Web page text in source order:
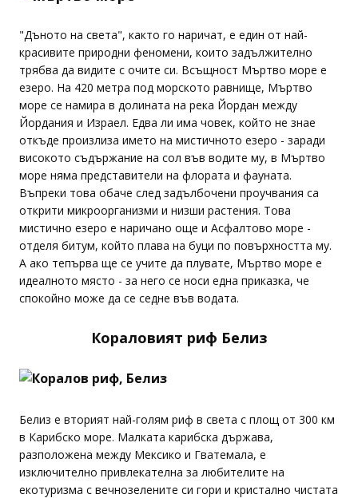
"Дъното на света", както го наричат, е един от най-
красивите природни феномени, които задължително
трябва да видите с очите си. Всъщност Мъртво море е
езеро. На 420 метра под морското равнище, Мъртво
море се намира в долината на река Йордан между
Йордания и Израел. Едва ли има човек, който не знае
откъде произлиза името на мистичното езеро - заради
високото съдържание на сол във водите му, в Мъртво
море няма представители на флората и фауната.
Въпреки това обаче след задълбочени проучвания са
открити микроорганизми и низши растения. Това
мистично езеро е наричано още и Асфалтово море -
отделя битум, който плава на буци по повърхността му.
А ако тепърва ще се учите да плувате, Мъртво море е
идеалното място - за него се носи една приказка, че
спокойно може да се седне във водата.
Кораловият риф Белиз
Белиз е вторият най-голям риф в света с площ от 300 км
в Карибско море. Малката карибска държава,
разположена между Мексико и Гватемала, е
изключително привлекателна за любителите на
екотуризма с вечнозелените си гори и кристално чистата